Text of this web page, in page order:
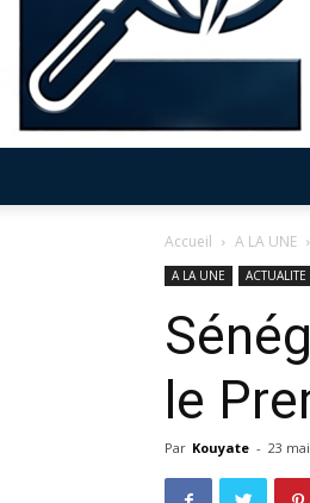
Accueil A LA UNE
A LA UNE ACTUALITE
le
Par Kouyate - 23